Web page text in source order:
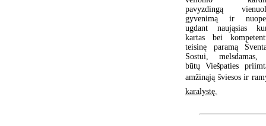
pavyzdingą
gyvenimą ir
ugdant naująsias
kartas bei
teisinę paramą
Sostui, melsdamas,
būtų Viešpaties
amžinąją šviesos ir
karalystę.